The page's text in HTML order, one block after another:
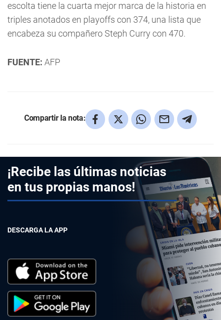
escolta tiene la cuarta mejor marca de la historia en
triples anotados en playoffs con 374, una lista que
encabeza su compañero Steph Curry con 470.
FUENTE: AFP
Compartir la nota:
¡Recibe las últimas noticias
en tus propias manos!
DESCARGA LA APP